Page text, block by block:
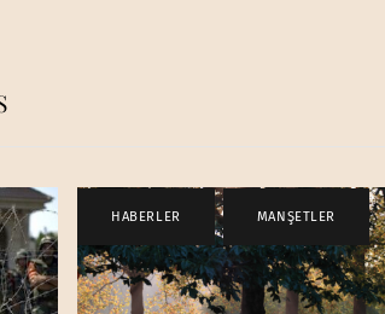
HABERLER , MANŞETLER